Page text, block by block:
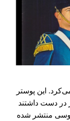
این پوستر
در دست داشتند
روسی منتشر شده